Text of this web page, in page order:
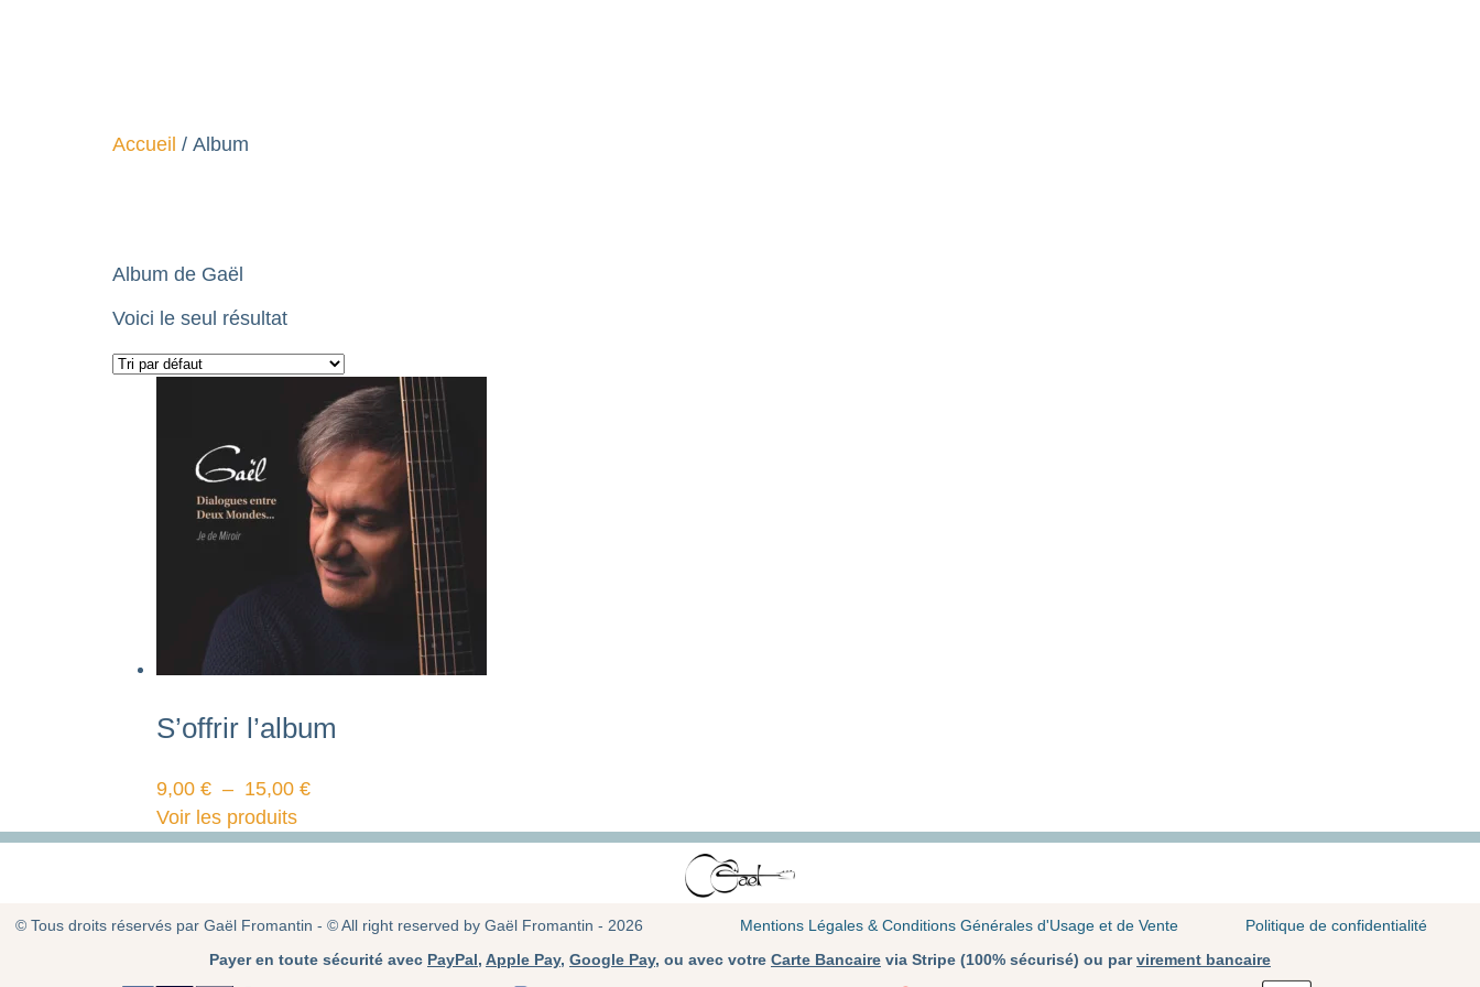
Accueil / Album
Album de Gaël
Voici le seul résultat
S’offrir l’album
9,00 € – 15,00 €
Voir les produits
© Tous droits réservés par Gaël Fromantin - © All right reserved by Gaël Fromantin - 2026 Mentions Légales & Conditions Générales d'Usage et de Vente
Politique de confidentialité
Payer en toute sécurité avec PayPal, Apple Pay, Google Pay, ou avec votre Carte Bancaire via Stripe (100% sécurisé) ou parvirement bancaire